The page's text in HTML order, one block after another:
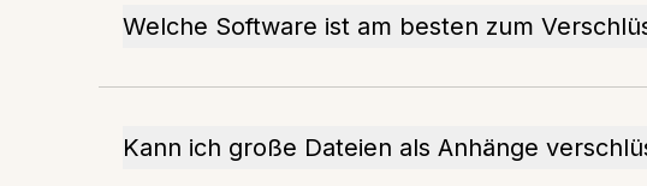
Welche Software ist am besten zum
Kann ich große Dateien als Anhänge